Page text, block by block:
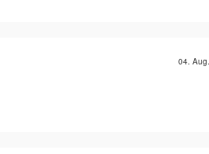
04.